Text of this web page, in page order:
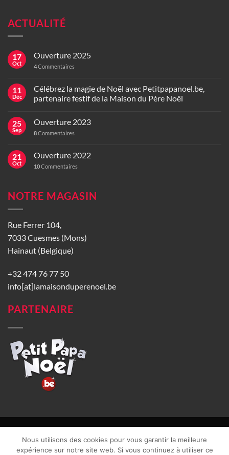
ACTUALITÉ
17
Oct
Ouverture 2025
4Commentaires
11
Déc
Célébrez la magie de Noël avec Petitpapanoel.be,
partenaire festif de la Maison du Père Noël
25
Sep
Ouverture 2023
8Commentaires
21
Oct
Ouverture 2022
10Commentaires
NOTRE MAGASIN
Rue Ferrer 104,
7033 Cuesmes (Mons)
Hainaut (Belgique)
+32 474 76 77 50
info[at]lamaisonduperenoel.be
PARTENAIRE
CGU| Vie privée| TVA : BE0840965749 | Site web réalisé par
Nous utilisons des cookies pour vous garantir la meilleure
expérience sur notre site web. Si vous continuez à utiliser ce